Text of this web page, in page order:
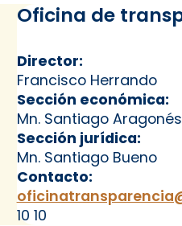
Oficina de
Director:
Francisco Herrando
Sección económica:
Mn. Santiago
Sección jurídica:
Mn. Santiago Bueno
Contacto:
10 10